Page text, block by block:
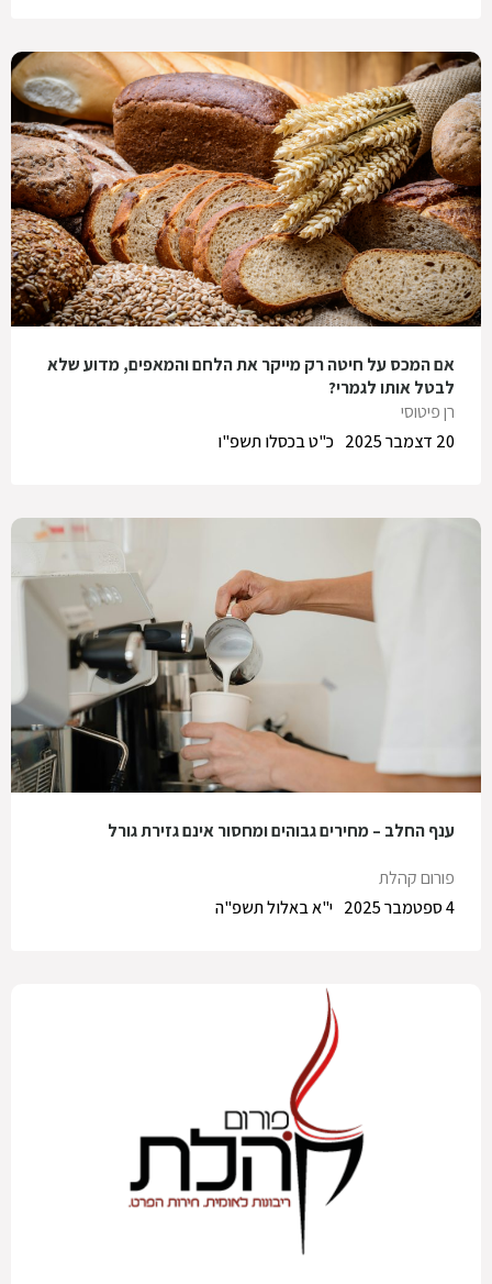
אם המכס על חיטה רק מייקר את הלחם והמאפים, מדוע שלא
לבטל אותו לגמרי?
רן פיטוסי
כ"ט בכסלו תשפ"ו
20 דצמבר 2025
ענף החלב – מחירים גבוהים ומחסור אינם גזירת גורל
פורום קהלת
י"א באלול תשפ"ה
4 ספטמבר 2025